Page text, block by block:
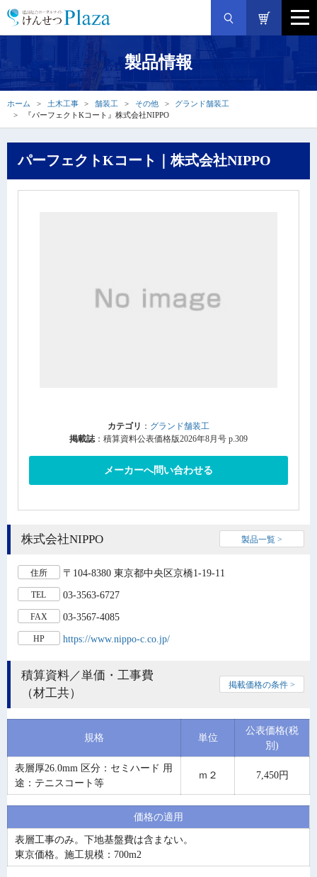
製品情報
ホーム 土木工事 舗装工 その他
グランド舗装工
『パーフェクトKコート』株式会社NIPPO
パーフェクトKコート｜株式会社NIPPO
カテゴリ ： グランド舗装工
掲載誌 ：積算資料公表価格版2026年8月号 p.309
メーカーへ問い合わせる
株式会社NIPPO 製品一覧 >
住所 〒104-8380 東京都中央区京橋1-19-11
TEL 03-3563-6727
FAX 03-3567-4085
HP https://www.nippo-c.co.jp/
積算資料／単価・工事費
（材工共）
掲載価格の条件 >
規格 単位
公表価格(税
別)
表層厚26.0mm 区分：セミハード 用
途：テニスコート等
ｍ２ 7,450円
価格の適用
表層工事のみ。下地基盤費は含まない。
東京価格。施工規模：700m2